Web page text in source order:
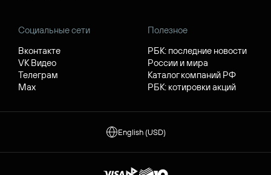
Социальные сети
Вконтакте
VK Видео
Телеграм
Max
Полезное
РБК: последние новости
России и мира
Каталог компаний РФ
РБК: котировки акций
English (USD)